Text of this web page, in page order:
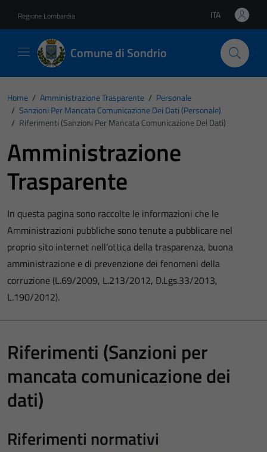
Regione Lombardia Lingua attiva:
ITA
Comune di Sondrio
Home / Amministrazione Trasparente / Personale
/ Sanzioni Per Mancata Comunicazione Dei Dati (personale)
/ Riferimenti (Sanzioni Per Mancata Comunicazione Dei Dati)
Amministrazione
Trasparente
In questa pagina sono raccolte le informazioni che le
Amministrazioni pubbliche sono tenute a pubblicare nel
proprio sito internet nell’ottica della trasparenza, buona
amministrazione e di prevenzione dei fenomeni della
corruzione (L.69/2009, L.213/2012, D.Lgs.33/2013,
L.190/2012).
Riferimenti (Sanzioni per
mancata comunicazione dei
dati)
Riferimenti normativi